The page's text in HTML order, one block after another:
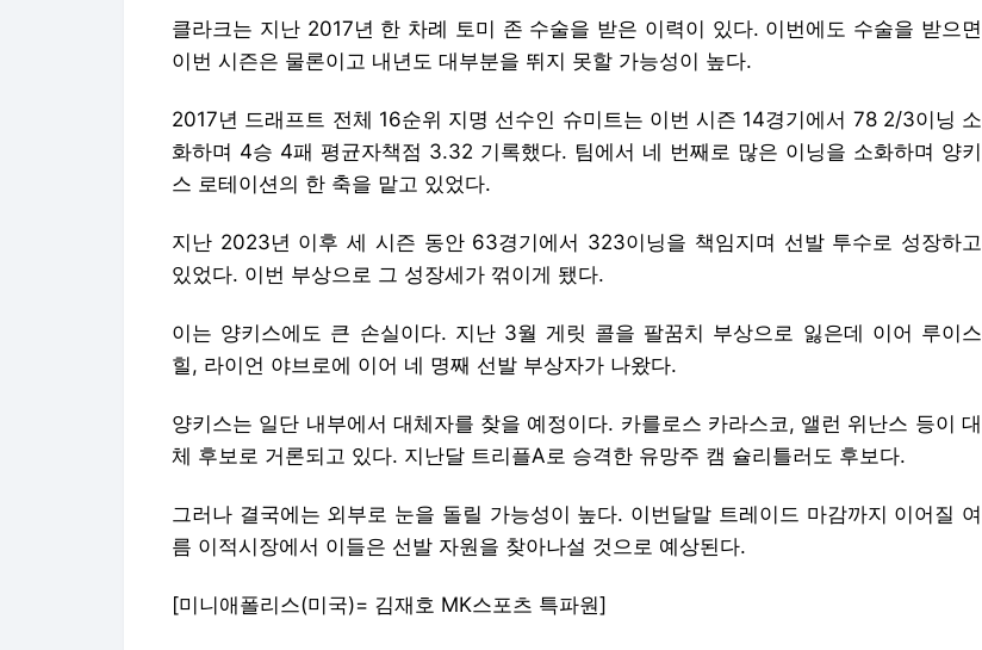
클라크는 지난 2017년 한 차례 토미 존 수술을 받은 이력이 있다. 이번에도 수술을 받으면
이번 시즌은 물론이고 내년도 대부분을 뛰지 못할 가능성이 높다.
2017년 드래프트 전체 16순위 지명 선수인 슈미트는 이번 시즌 14경기에서 78 2/3이닝 소
화하며 4승 4패 평균자책점 3.32 기록했다. 팀에서 네 번째로 많은 이닝을 소화하며 양키
스 로테이션의 한 축을 맡고 있었다.
지난 2023년 이후 세 시즌 동안 63경기에서 323이닝을 책임지며 선발 투수로 성장하고
있었다. 이번 부상으로 그 성장세가 꺾이게 됐다.
이는 양키스에도 큰 손실이다. 지난 3월 게릿 콜을 팔꿈치 부상으로 잃은데 이어 루이스
힐, 라이언 야브로에 이어 네 명째 선발 부상자가 나왔다.
양키스는 일단 내부에서 대체자를 찾을 예정이다. 카를로스 카라스코, 앨런 위난스 등이 대
체 후보로 거론되고 있다. 지난달 트리플A로 승격한 유망주 캠 슐리틀러도 후보다.
그러나 결국에는 외부로 눈을 돌릴 가능성이 높다. 이번달말 트레이드 마감까지 이어질 여
름 이적시장에서 이들은 선발 자원을 찾아나설 것으로 예상된다.
[미니애폴리스(미국)= 김재호 MK스포츠 특파원]